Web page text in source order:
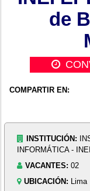
de
COMPARTIR EN:
INSTITUCIÓN:
INFORMÁTICA - INEI
VACANTES: 02
UBICACIÓN: Lima